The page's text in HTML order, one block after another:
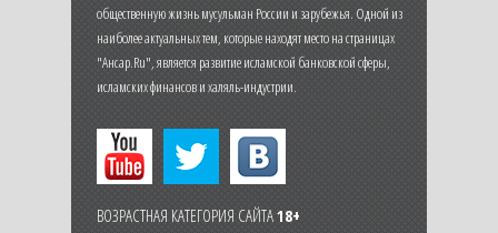
общественную жизнь мусульман России и зарубежья. Одной из
наиболее актуальных тем, которые находят место на страницах
"Ансар.Ru", является развитие исламской банковской сферы,
исламских финансов и халяль-индустрии.
ВОЗРАСТНАЯ КАТЕГОРИЯ САЙТА18+